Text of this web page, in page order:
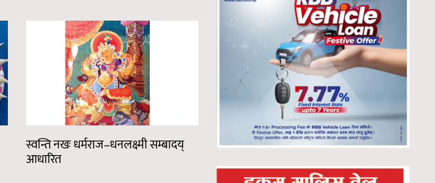
स्वन्ति नखः धर्मराज–धनलक्ष्मी सम्बादय्
आधारित